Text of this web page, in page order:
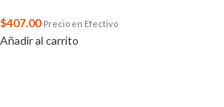
$407.00 Precio en Efectivo
Añadir al carrito